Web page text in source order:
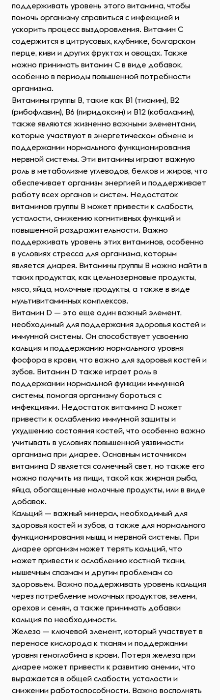
поддерживать уровень этого витамина, чтобы
помочь организму справиться с инфекцией и
ускорить процесс выздоровления. Витамин C
содержится в цитрусовых, клубнике, болгарском
перце, киви и других фруктах и овощах. Также
можно принимать витамин C в виде добавок,
особенно в периоды повышенной потребности
организма.
Витамины группы B, такие как B1 (тиамин), B2
(рибофлавин), B6 (пиридоксин) и B12 (кобаламин),
также являются жизненно важными элементами,
которые участвуют в энергетическом обмене и
поддержании нормального функционирования
нервной системы. Эти витамины играют важную
роль в метаболизме углеводов, белков и жиров, что
обеспечивает организм энергией и поддерживает
работу всех органов и систем. Недостаток
витаминов группы B может привести к слабости,
усталости, снижению когнитивных функций и
повышенной раздражительности. Важно
поддерживать уровень этих витаминов, особенно
в условиях стресса для организма, которым
является диарея. Витамины группы B можно найти в
таких продуктах, как цельнозерновые продукты,
мясо, яйца, молочные продукты, а также в виде
мультивитаминных комплексов.
Витамин D — это еще один важный элемент,
необходимый для поддержания здоровья костей и
иммунной системы. Он способствует усвоению
кальция и поддержанию нормального уровня
фосфора в крови, что важно для здоровья костей и
зубов. Витамин D также играет роль в
поддержании нормальной функции иммунной
системы, помогая организму бороться с
инфекциями. Недостаток витамина D может
привести к ослаблению иммунной защиты и
ухудшению состояния костей, что особенно важно
учитывать в условиях повышенной уязвимости
организма при диарее. Основным источником
витамина D является солнечный свет, но также его
можно получить из пищи, такой как жирная рыба,
яйца, обогащенные молочные продукты, или в виде
добавок.
Кальций — важный минерал, необходимый для
здоровья костей и зубов, а также для нормального
функционирования мышц и нервной системы. При
диарее организм может терять кальций, что
может привести к ослаблению костной ткани,
мышечным спазмам и другим проблемам со
здоровьем. Важно поддерживать уровень кальция
через потребление молочных продуктов, зелени,
орехов и семян, а также принимать добавки
кальция по необходимости.
Железо — ключевой элемент, который участвует в
переносе кислорода к тканям и поддержании
уровня гемоглобина в крови. Потеря железа при
диарее может привести к развитию анемии, что
выражается в общей слабости, усталости и
снижении работоспособности. Важно восполнять